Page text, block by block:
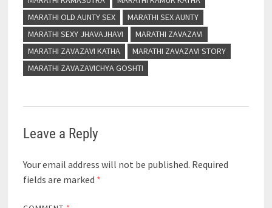
MARATHI OLD AUNTY SEX
MARATHI SEX AUNTY
MARATHI SEXY JHAVAJHAVI
MARATHI ZAVAZAVI
MARATHI ZAVAZAVI KATHA
MARATHI ZAVAZAVI STORY
MARATHI ZAVAZAVICHYA GOSHTI
Leave a Reply
Your email address will not be published. Required
fields are marked *